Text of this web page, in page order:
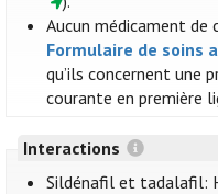
Aucun médicament de
Formulaire de soins
qu’ils concernent une
courante en première
Interactions
Sildénafil et tadalafil: